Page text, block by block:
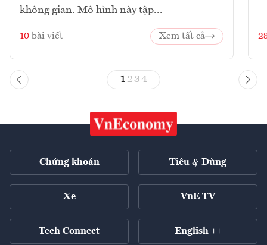
không gian. Mô hình này tập...
10 bài viết Xem tất cả
1 23 4
Chứng khoán Tiêu & Dùng
Xe VnE TV
Tech Connect English ++